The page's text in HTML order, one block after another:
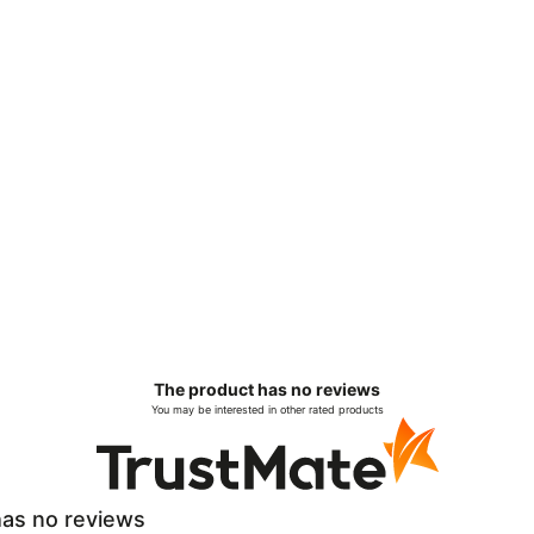
The product has no reviews
You may be interested in other rated products
no reviews